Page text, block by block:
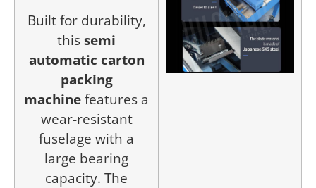
Built for durability,
this semi
automatic carton
packing
machine features a
wear-resistant
fuselage with a
large bearing
capacity. The